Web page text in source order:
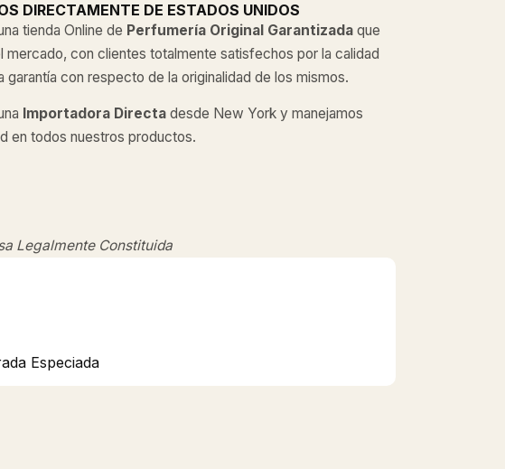
DIRECTAMENTE DE ESTADOS UNIDOS
tienda Online de Perfumería Original Garantizada que
mercado, con clientes totalmente satisfechos por la calidad
con respecto de la originalidad de los mismos.
Importadora Directa desde New York y manejamos
en todos nuestros productos.
Legalmente Constituida
Especiada